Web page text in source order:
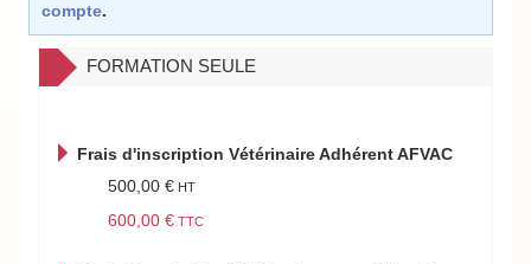
compte.
FORMATION SEULE
Frais d'inscription Vétérinaire Adhérent AFVAC
500,00 €
600,00 €